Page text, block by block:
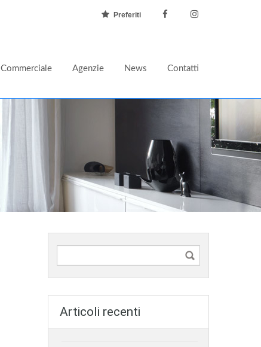
Preferiti
Commerciale Agenzie News Contatti
Articoli recenti